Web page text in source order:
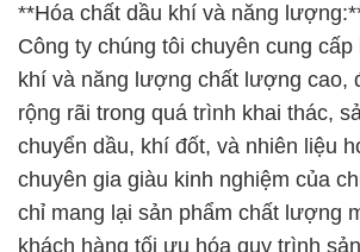
**Hóa chất dầu khí và năng
Công ty chúng tôi chuyên cung cấp
khí và năng lượng chất lượng cao,
rộng rãi trong quá trình khai thác,
chuyển dầu, khí đốt, và nhiên liệu
chuyên gia giàu kinh nghiệm của
chỉ mang lại sản phẩm chất lượng
khách hàng tối ưu hóa quy trình